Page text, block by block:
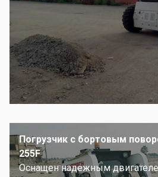
Погрузчик с бортовым
255F
Оснащен надежным